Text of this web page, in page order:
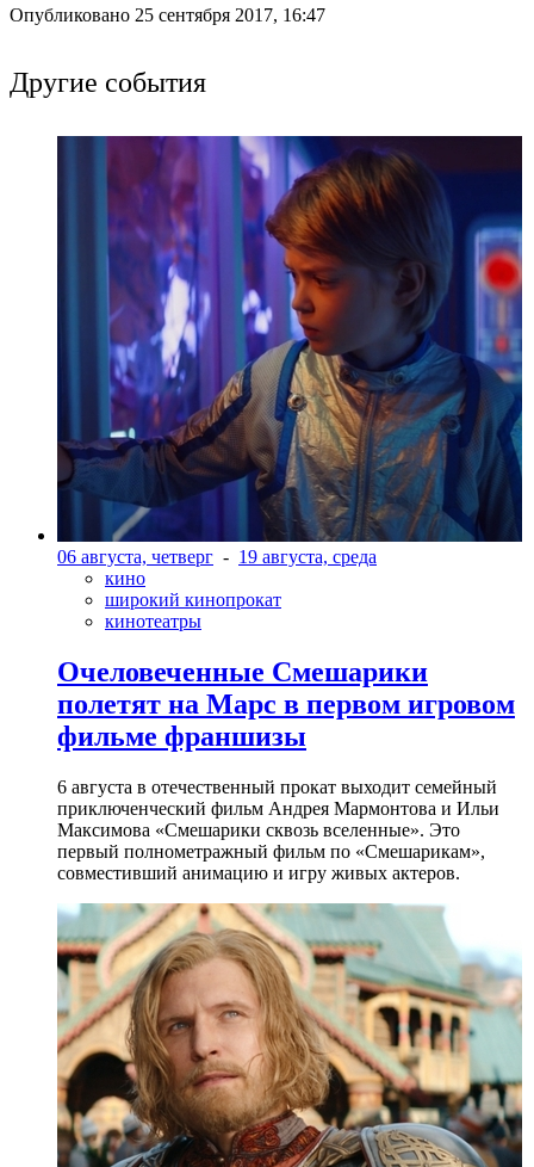
Опубликовано 25 сентября 2017, 16:47
Другие события
06 августа, четверг - 19 августа, среда
кино
широкий кинопрокат
кинотеатры
Очеловеченные Смешарики
полетят на Марс в первом игровом
фильме франшизы
6 августа в отечественный прокат выходит семейный
приключенческий фильм Андрея Мармонтова и Ильи
Максимова «Смешарики сквозь вселенные». Это
первый полнометражный фильм по «Смешарикам»,
совместивший анимацию и игру живых актеров.